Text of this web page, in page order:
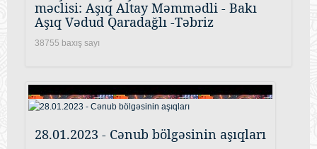
məclisi: Aşıq Altay Məmmədli - Bakı
Aşıq Vədud Qaradağlı -Təbriz
38755 baxış sayı
28.01.2023 - Cənub bölgəsinin aşıqları